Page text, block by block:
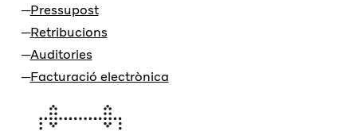
Pressupost
Retribucions
Auditories
Facturació electrònica